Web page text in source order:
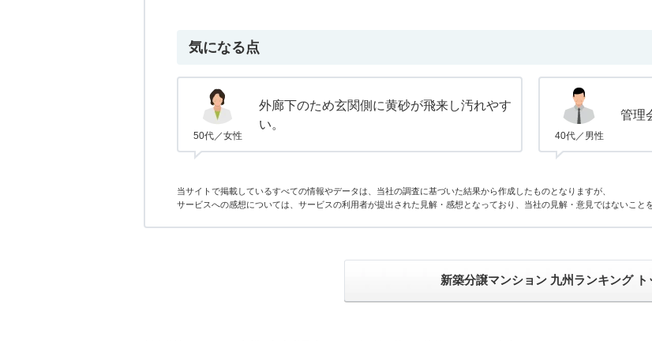
気になる点
50代／女性
外廊下のため玄関側に黄砂が飛来し汚れやす
い。
40代／男性
管理
当サイトで掲載しているすべての情報やデータは、当社の調査に基づいた結果から作成したものとなりますが、
サービスへの感想については、サービスの利用者が提出された見解・感想となっており、当社の見解・意見ではないこと
新築分譲マンション 九州ランキング ト